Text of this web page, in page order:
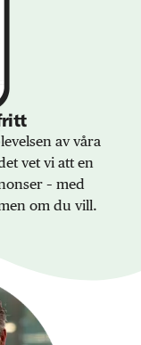
av våra
vet vi att en
– med
om du vill.